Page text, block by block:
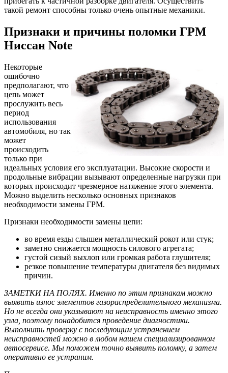
такой ремонт способны только очень опытные механики.
Признаки и причины поломки ГРМ
Ниссан Note
Некоторые
ошибочно
предполагают, что
цепь может
прослужить весь
период
использования
автомобиля, но так
может
происходить
только при
идеальных условия его эксплуатации. Высокие скорости и
продольные вибрации вызывают определенные нагрузки при
которых происходит чрезмерное натяжение этого элемента.
Можно выделить несколько основных признаков
необходимости замены ГРМ.
Признаки необходимости замены цепи:
во время езды слышен металлический рокот или стук;
заметно снижается мощность силового агрегата;
густой сизый выхлоп или громкая работа глушителя;
резкое повышение температуры двигателя без видимых
причин.
ЗАМЕТКИ НА ПОЛЯХ. Именно по этим признакам можно
выявить износ элементов газораспределительного механизма.
Но не всегда они указывают на неисправность именно этого
узла, поэтому понадобится проведение диагностики.
Выполнить проверку с последующим устранением
неисправностей можно в любом нашем специализированном
автосервисе. Мы поможем точно выявить поломку, а затем
оперативно ее устраним.